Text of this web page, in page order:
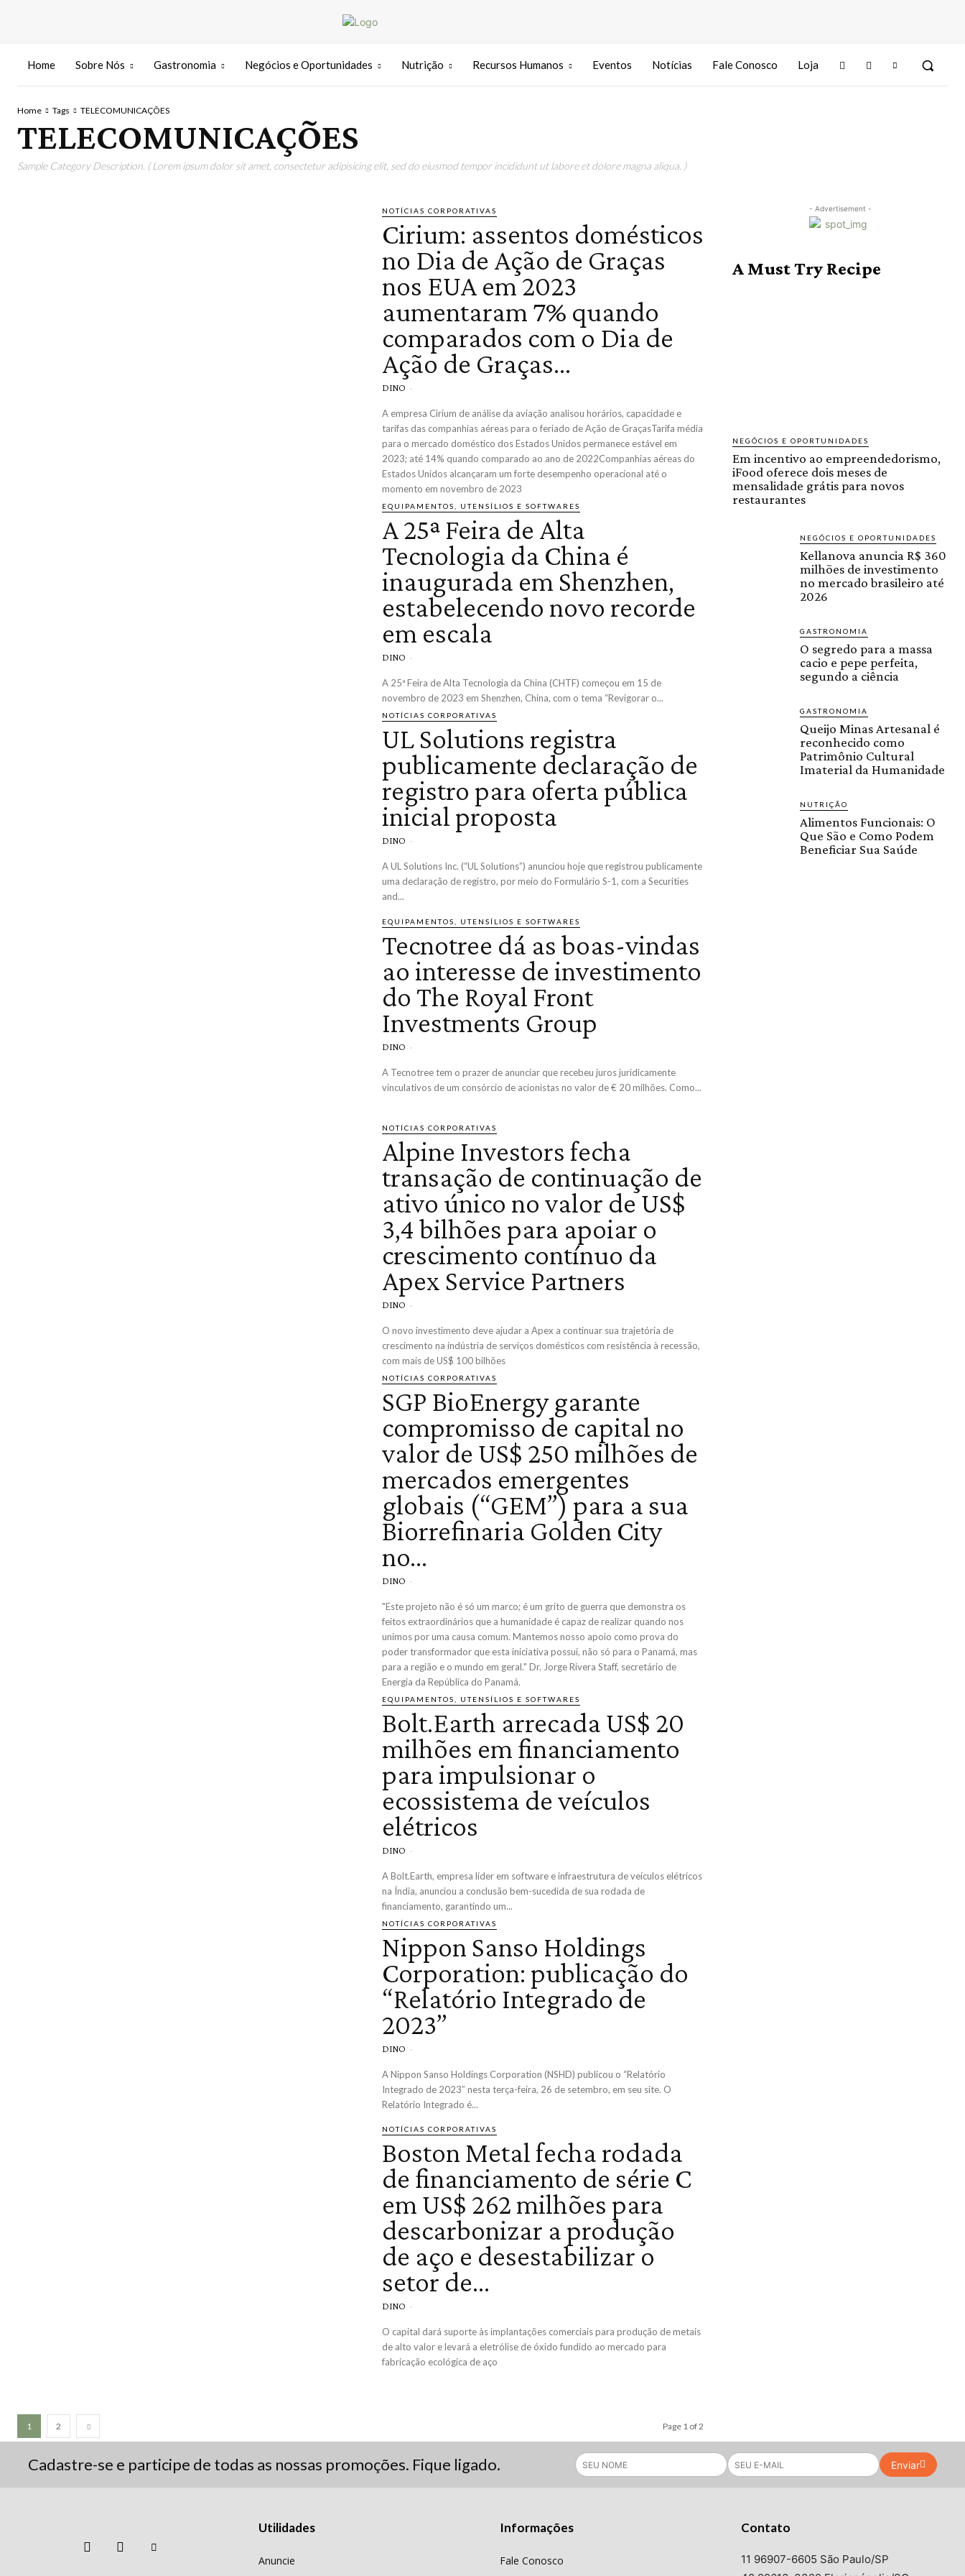
Home Sobre Nós Gastronomia Negócios e Oportunidades Nutrição Recursos Humanos Eventos Notícias Fale Conosco Loja
Home Tags TELECOMUNICAÇÕES
TELECOMUNICAÇÕES
Sample Category Description. ( Lorem ipsum dolor sit amet, consectetur adipisicing elit, sed do eiusmod tempor incididunt ut labore et dolore magna aliqua. )
NOTÍCIAS CORPORATIVAS
Cirium: assentos domésticos
no Dia de Ação de Graças
nos EUA em 2023
aumentaram 7% quando
comparados com o Dia de
Ação de Graças...
DINO -
A empresa Cirium de análise da aviação analisou horários, capacidade e
tarifas das companhias aéreas para o feriado de Ação de GraçasTarifa média
para o mercado doméstico dos Estados Unidos permanece estável em
2023; até 14% quando comparado ao ano de 2022Companhias aéreas do
Estados Unidos alcançaram um forte desempenho operacional até o
momento em novembro de 2023
EQUIPAMENTOS, UTENSÍLIOS E SOFTWARES
A 25ª Feira de Alta
Tecnologia da China é
inaugurada em Shenzhen,
estabelecendo novo recorde
em escala
DINO -
A 25ª Feira de Alta Tecnologia da China (CHTF) começou em 15 de
novembro de 2023 em Shenzhen, China, com o tema “Revigorar o...
NOTÍCIAS CORPORATIVAS
UL Solutions registra
publicamente declaração de
registro para oferta pública
inicial proposta
DINO -
A UL Solutions Inc. (“UL Solutions”) anunciou hoje que registrou publicamente
uma declaração de registro, por meio do Formulário S-1, com a Securities
and...
EQUIPAMENTOS, UTENSÍLIOS E SOFTWARES
Tecnotree dá as boas-vindas
ao interesse de investimento
do The Royal Front
Investments Group
DINO -
A Tecnotree tem o prazer de anunciar que recebeu juros juridicamente
vinculativos de um consórcio de acionistas no valor de € 20 milhões. Como...
NOTÍCIAS CORPORATIVAS
Alpine Investors fecha
transação de continuação de
ativo único no valor de US$
3,4 bilhões para apoiar o
crescimento contínuo da
Apex Service Partners
DINO -
O novo investimento deve ajudar a Apex a continuar sua trajetória de
crescimento na indústria de serviços domésticos com resistência à recessão,
com mais de US$ 100 bilhões
NOTÍCIAS CORPORATIVAS
SGP BioEnergy garante
compromisso de capital no
valor de US$ 250 milhões de
mercados emergentes
globais (“GEM”) para a sua
Biorrefinaria Golden City
no...
DINO -
"Este projeto não é só um marco; é um grito de guerra que demonstra os
feitos extraordinários que a humanidade é capaz de realizar quando nos
unimos por uma causa comum. Mantemos nosso apoio como prova do
poder transformador que esta iniciativa possui, não só para o Panamá, mas
para a região e o mundo em geral." Dr. Jorge Rivera Staff, secretário de
Energia da República do Panamá.
EQUIPAMENTOS, UTENSÍLIOS E SOFTWARES
Bolt.Earth arrecada US$ 20
milhões em financiamento
para impulsionar o
ecossistema de veículos
elétricos
DINO -
A Bolt.Earth, empresa líder em software e infraestrutura de veículos elétricos
na Índia, anunciou a conclusão bem-sucedida de sua rodada de
financiamento, garantindo um...
NOTÍCIAS CORPORATIVAS
Nippon Sanso Holdings
Corporation: publicação do
“Relatório Integrado de
2023”
DINO -
A Nippon Sanso Holdings Corporation (NSHD) publicou o “Relatório
Integrado de 2023” nesta terça-feira, 26 de setembro, em seu site. O
Relatório Integrado é...
NOTÍCIAS CORPORATIVAS
Boston Metal fecha rodada
de financiamento de série C
em US$ 262 milhões para
descarbonizar a produção
de aço e desestabilizar o
setor de...
DINO -
O capital dará suporte às implantações comerciais para produção de metais
de alto valor e levará a eletrólise de óxido fundido ao mercado para
fabricação ecológica de aço
1 2 Page 1 of 2
- Advertisement -
A Must Try Recipe
NEGÓCIOS E OPORTUNIDADES
Em incentivo ao empreendedorismo,
iFood oferece dois meses de
mensalidade grátis para novos
restaurantes
NEGÓCIOS E OPORTUNIDADES
Kellanova anuncia R$ 360
milhões de investimento
no mercado brasileiro até
2026
GASTRONOMIA
O segredo para a massa
cacio e pepe perfeita,
segundo a ciência
GASTRONOMIA
Queijo Minas Artesanal é
reconhecido como
Patrimônio Cultural
Imaterial da Humanidade
NUTRIÇÃO
Alimentos Funcionais: O
Que São e Como Podem
Beneficiar Sua Saúde
Cadastre-se e participe de todas as nossas promoções. Fique ligado. Enviar
Utilidades
Anuncie
Informações
Fale Conosco
Contato
11 96907-6605 São Paulo/SP